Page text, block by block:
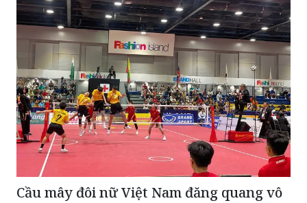
Cầu mây đôi nữ Việt Nam đăng quang vô